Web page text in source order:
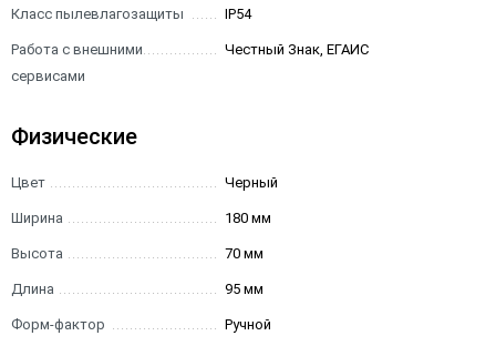
Класс пылевлагозащиты IP54
Работа с внешними
сервисами
Честный Знак, ЕГАИС
Физические
Цвет Черный
Ширина 180 мм
Высота 70 мм
Длина 95 мм
Форм-фактор Ручной